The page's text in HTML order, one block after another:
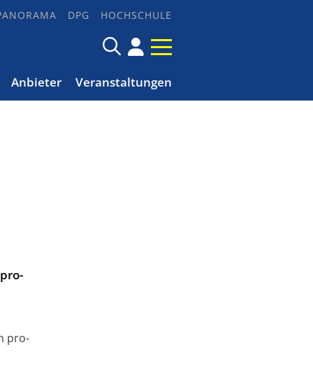
DPG HOCHSCHULE
Anbieter Veranstaltungen
pro-